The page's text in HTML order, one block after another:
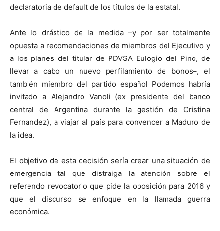
declaratoria de default de los títulos de la estatal.
Ante lo drástico de la medida –y por ser totalmente
opuesta a recomendaciones de miembros del Ejecutivo y
a los planes del titular de PDVSA Eulogio del Pino, de
llevar a cabo un nuevo perfilamiento de bonos–, el
también miembro del partido español Podemos habría
invitado a Alejandro Vanoli (ex presidente del banco
central de Argentina durante la gestión de Cristina
Fernández), a viajar al país para convencer a Maduro de
la idea.
El objetivo de esta decisión sería crear una situación de
emergencia tal que distraiga la atención sobre el
referendo revocatorio que pide la oposición para 2016 y
que el discurso se enfoque en la llamada guerra
económica.